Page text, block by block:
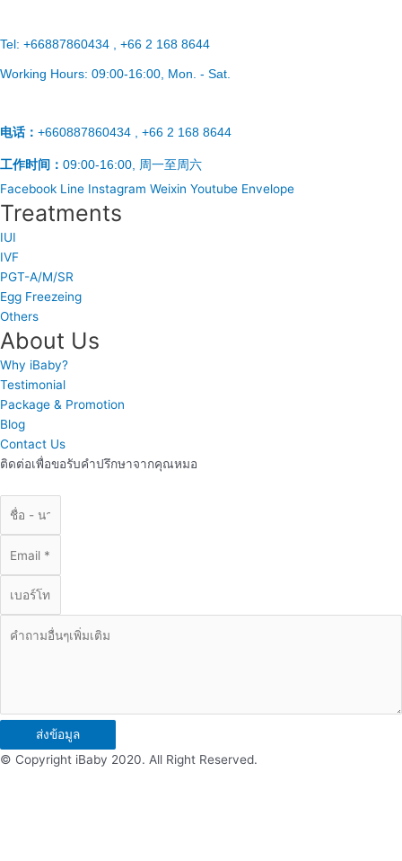
Tel: +66887860434 , +66 2 168 8644
Working Hours: 09:00-16:00 , Mon. - Sat.
电话： +660887860434 , +66 2 168 8644
工作时间： 09:00-16:00, 周一至周六
Facebook Line Instagram Weixin Youtube Envelope
Treatments
IUI
IVF
PGT-A/M/SR
Egg Freezeing
Others
About Us
Why iBaby?
Testimonial
Package & Promotion
Blog
Contact Us
ติดต่อเพื่อขอรับคำปรึกษาจากคุณหมอ
ส่งข้อมูล
© Copyright iBaby 2020. All Right Reserved.